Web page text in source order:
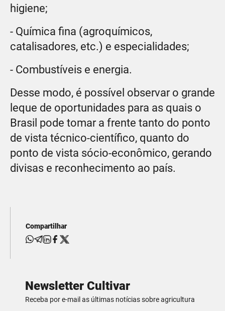
higiene;
- Química fina (agroquímicos,
catalisadores, etc.) e especialidades;
- Combustíveis e energia.
Desse modo, é possível observar o grande
leque de oportunidades para as quais o
Brasil pode tomar a frente tanto do ponto
de vista técnico-científico, quanto do
ponto de vista sócio-econômico, gerando
divisas e reconhecimento ao país.
Compartilhar
Newsletter Cultivar
Receba por e-mail as últimas notícias sobre agricultura